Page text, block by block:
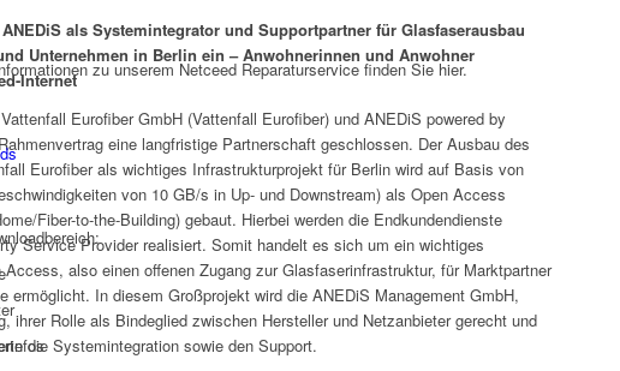
zu unserem Netceed Reparaturservice finden Sie hier.
als Systemintegrator und Supportpartner für Glasfaserausbau
Unternehmen in Berlin ein – Anwohnerinnen und Anwohner
Internet
Eurofiber GmbH (Vattenfall Eurofiber) und ANEDiS powered by
eine langfristige Partnerschaft geschlossen. Der Ausbau des
Eurofiber als wichtiges Infrastrukturprojekt für Berlin wird auf Basis von
von 10 GB/s in Up- und Downstream) als Open Access
Fiber-to-the-Building) gebaut. Hierbei werden die Endkundendienste
Service Provider realisiert. Somit handelt es sich um ein wichtiges
also einen offenen Zugang zur Glasfaserinfrastruktur, für Marktpartner
ermöglicht. In diesem Großprojekt wird die ANEDiS Management GmbH,
ihrer Rolle als Bindeglied zwischen Hersteller und Netzanbieter gerecht und
die Systemintegration sowie den Support.